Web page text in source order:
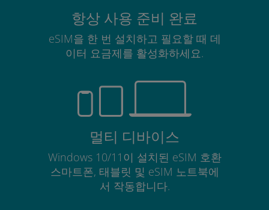
항상 사용 준비 완료
eSIM을 한 번 설치하고 필요할 때 데
이터 요금제를 활성화하세요.
멀티 디바이스
Windows 10/11이 설치된 eSIM 호환
스마트폰, 태블릿 및 eSIM 노트북에
서 작동합니다.